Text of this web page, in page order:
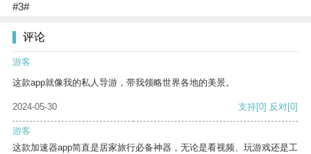
#3#
评论
游客
这款app就像我的私人导游，带我领略世界各地的美景。
2024-05-30 支持[0] 反对[0]
游客
这款加速器app简直是居家旅行必备神器，无论是看视频、玩游戏还是工